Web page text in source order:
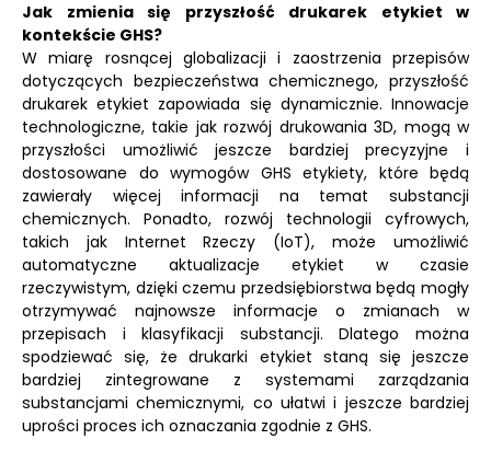
Jak zmienia się przyszłość drukarek etykiet w
kontekście GHS?
W miarę rosnącej globalizacji i zaostrzenia przepisów
dotyczących bezpieczeństwa chemicznego, przyszłość
drukarek etykiet zapowiada się dynamicznie. Innowacje
technologiczne, takie jak rozwój drukowania 3D, mogą w
przyszłości umożliwić jeszcze bardziej precyzyjne i
dostosowane do wymogów GHS etykiety, które będą
zawierały więcej informacji na temat substancji
chemicznych. Ponadto, rozwój technologii cyfrowych,
takich jak Internet Rzeczy (IoT), może umożliwić
automatyczne aktualizacje etykiet w czasie
rzeczywistym, dzięki czemu przedsiębiorstwa będą mogły
otrzymywać najnowsze informacje o zmianach w
przepisach i klasyfikacji substancji. Dlatego można
spodziewać się, że drukarki etykiet staną się jeszcze
bardziej zintegrowane z systemami zarządzania
substancjami chemicznymi, co ułatwi i jeszcze bardziej
uprości proces ich oznaczania zgodnie z GHS.